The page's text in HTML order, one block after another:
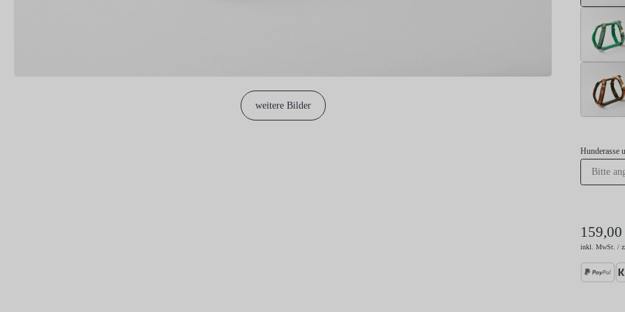
weitere Bilder
Hunderasse
inkl. MwSt. /